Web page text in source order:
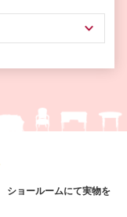
ショールームにて実物を